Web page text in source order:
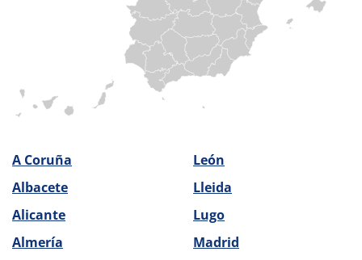
A Coruña
Albacete
Alicante
Almería
León
Lleida
Lugo
Madrid